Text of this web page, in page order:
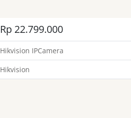
Rp 22.799.000
Hikvision IPCamera
Hikvision